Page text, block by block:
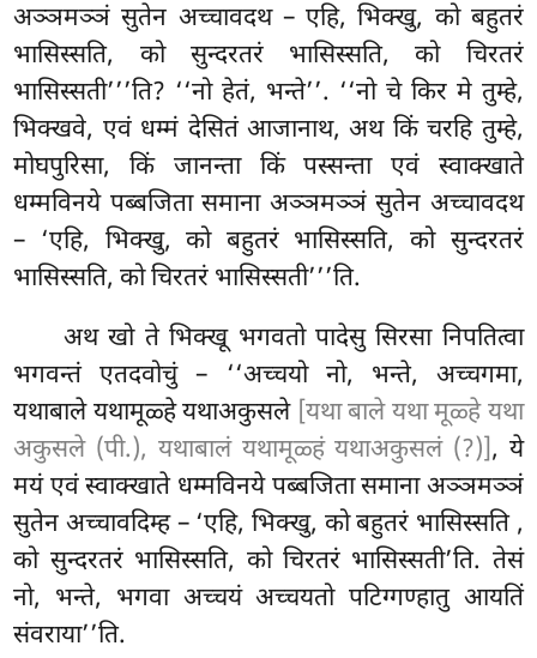
अञ्ञमञ्ञं सुतेन अच्चावदथ – एहि, भिक्खु, को बहुतरं
भासिस्सति, को सुन्दरतरं भासिस्सति, को चिरतरं
भासिस्सती’’’ति? ‘‘नोहेतं, भन्ते’’. ‘‘नो चे किर मे तुम्हे,
भिक्खवे, एवं धम्मं देसितं आजानाथ, अथ किं चरहि तुम्हे,
मोघपुरिसा, किं जानन्ता किं पस्सन्ता एवं स्वाक्खाते
धम्मविनये पब्बजिता समाना अञ्ञमञ्ञं सुतेन अच्चावदथ
– ‘एहि, भिक्खु, को बहुतरं भासिस्सति, को सुन्दरतरं
भासिस्सति, को चिरतरं भासिस्सती’’’ति.
अथ खो ते भिक्खू भगवतो पादेसु सिरसा निपतित्वा
भगवन्तं एतदवोचुं – ‘‘अच्चयो नो, भन्ते, अच्चगमा,
यथाबाले यथामूळ्हे यथाअकुसले [यथा बाले यथा मूळ्हे यथा
अकुसले (पी.), यथाबालं यथामूळ्हं यथाअकुसलं (?)], ये
मयं एवं स्वाक्खाते धम्मविनये पब्बजिता समाना अञ्ञमञ्ञं
सुतेन अच्चावदिम्ह – ‘एहि, भिक्खु, को बहुतरं भासिस्सति ,
को सुन्दरतरं भासिस्सति, को चिरतरं भासिस्सती’ति. तेसं
नो, भन्ते, भगवा अच्चयं अच्चयतो पटिग्गण्हातु आयतिं
संवराया’’ति.